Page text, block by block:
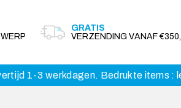
GRATIS
VERZENDING VANAF
1-3 werkdagen. Bedrukte items :